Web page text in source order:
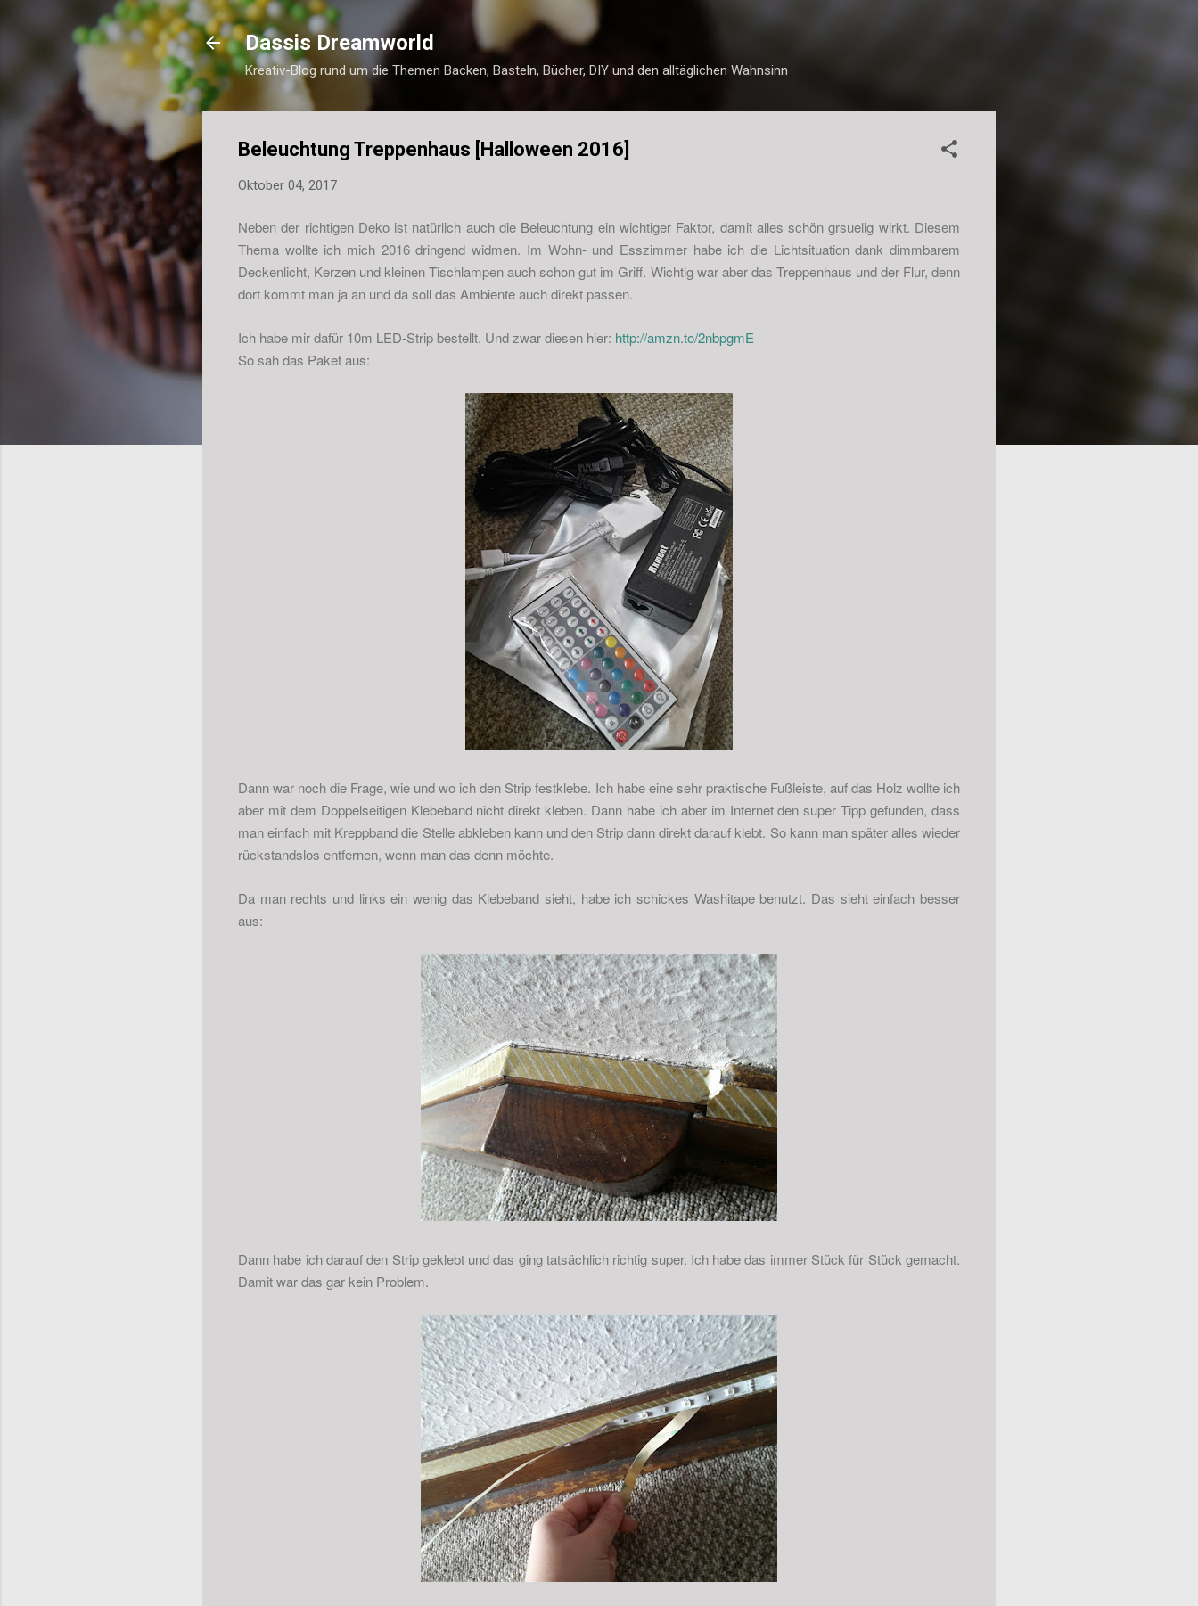
Direkt zum Hauptbereich
Dassis Dreamworld
Kreativ-Blog rund um die Themen Backen, Basteln, Bücher, DIY und den alltäglichen Wahnsinn
Beleuchtung Treppenhaus [Halloween 2016]
Oktober 04, 2017
Neben der richtigen Deko ist natürlich auch die Beleuchtung ein wichtiger Faktor, damit alles schön grsuelig wirkt. Diesem
Thema wollte ich mich 2016 dringend widmen. Im Wohn- und Esszimmer habe ich die Lichtsituation dank dimmbarem
Deckenlicht, Kerzen und kleinen Tischlampen auch schon gut im Griff. Wichtig war aber das Treppenhaus und der Flur, denn
dort kommt man ja an und da soll das Ambiente auch direkt passen.
Ich habe mir dafür 10m LED-Strip bestellt. Und zwar diesen hier: http://amzn.to/2nbpgmE
So sah das Paket aus:
Dann war noch die Frage, wie und wo ich den Strip festklebe. Ich habe eine sehr praktische Fußleiste, auf das Holz wollte ich
aber mit dem Doppelseitigen Klebeband nicht direkt kleben. Dann habe ich aber im Internet den super Tipp gefunden, dass
man einfach mit Kreppband die Stelle abkleben kann und den Strip dann direkt darauf klebt. So kann man später alles wieder
rückstandslos entfernen, wenn man das denn möchte.
Da man rechts und links ein wenig das Klebeband sieht, habe ich schickes Washitape benutzt. Das sieht einfach besser
aus:
Dann habe ich darauf den Strip geklebt und das ging tatsächlich richtig super. Ich habe das immer Stück für Stück gemacht.
Damit war das gar kein Problem.